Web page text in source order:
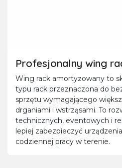
Profesjonalny wing
Wing rack amortyzowany to
typu rack przeznaczona do
sprzętu wymagającego
drganiami i wstrząsami. To
technicznych, eventowych i
lepiej zabezpieczyć
codziennej pracy w terenie.